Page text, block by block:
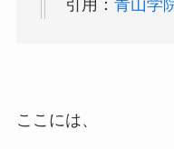
引用： 青山学
ここには、